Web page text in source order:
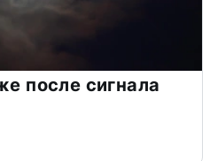
после сигнала